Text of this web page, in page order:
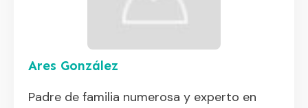
Ares González
Padre de familia numerosa y experto en